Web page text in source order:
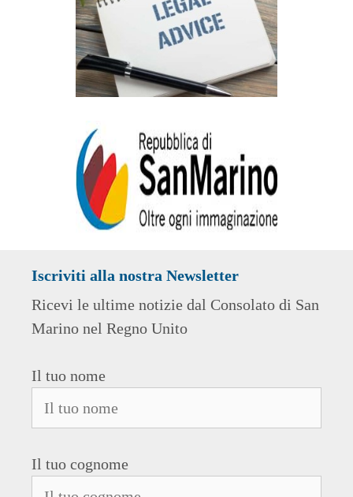
Iscriviti alla nostra Newsletter
Ricevi le ultime notizie dal Consolato di San
Marino nel Regno Unito
Il tuo nome
Il tuo cognome